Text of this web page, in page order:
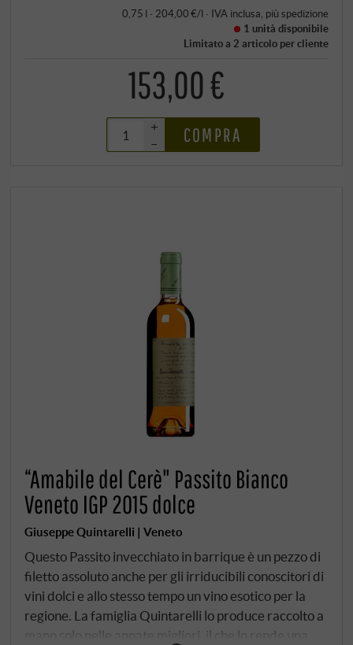
0,75 l · 204,00 €/l · IVA inclusa , più spedizione
1 unità disponibile
Limitato a 2 articolo per cliente
153,00 €
+
–
COMPRA
“Amabile del Cerè" Passito Bianco
Veneto IGP 2015 dolce
Giuseppe Quintarelli | Veneto
Questo Passito invecchiato in barrique è un pezzo di
filetto assoluto anche per gli irriducibili conoscitori di
vini dolci e allo stesso tempo un vino esotico per la
regione. La famiglia Quintarelli lo produce raccolto a
mano solo nelle annate migliori, il che lo rende una